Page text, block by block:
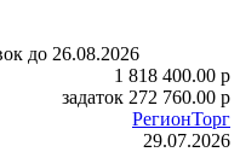
до 26.08.2026
1 818 400.00 p
задаток 272 760.00 p
РегионТорг
29.07.2026